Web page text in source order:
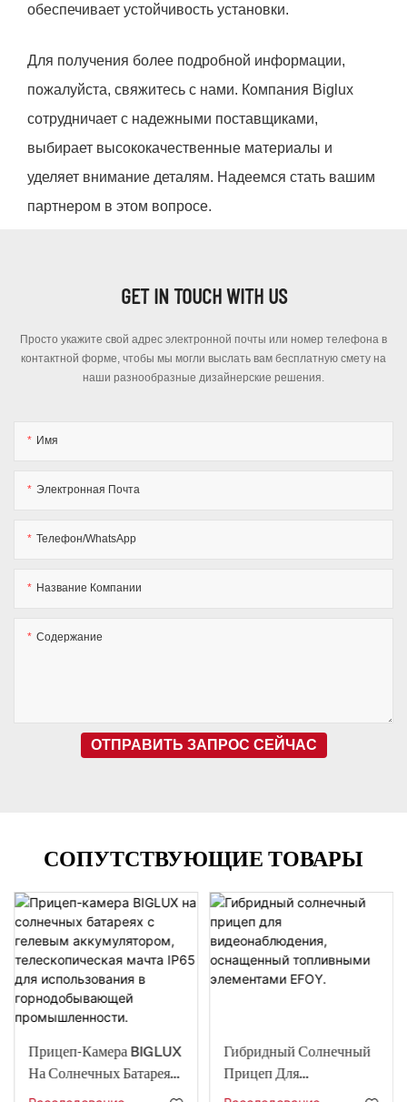
обеспечивает устойчивость установки.
Для получения более подробной информации,
пожалуйста, свяжитесь с нами. Компания Biglux
сотрудничает с надежными поставщиками,
выбирает высококачественные материалы и
уделяет внимание деталям. Надеемся стать вашим
партнером в этом вопросе.
GET IN TOUCH WITH US
Просто укажите свой адрес электронной почты или номер телефона в
контактной форме, чтобы мы могли выслать вам бесплатную смету на
наши разнообразные дизайнерские решения.
Имя
Электронная Почта
Телефон/WhatsApp
Название Компании
Содержание
ОТПРАВИТЬ ЗАПРОС СЕЙЧАС
СОПУТСТВУЮЩИЕ ТОВАРЫ
Прицеп-Камера BIGLUX
На Солнечных Батареях
С Гелевым
Гибридный Солнечный
Прицеп Для
Видеонаблюдения,